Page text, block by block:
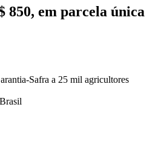
850, em parcela única